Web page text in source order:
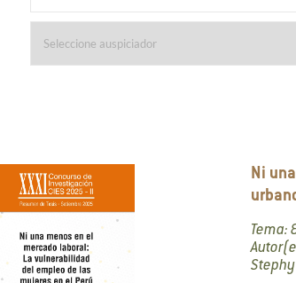
Ni
Tema: